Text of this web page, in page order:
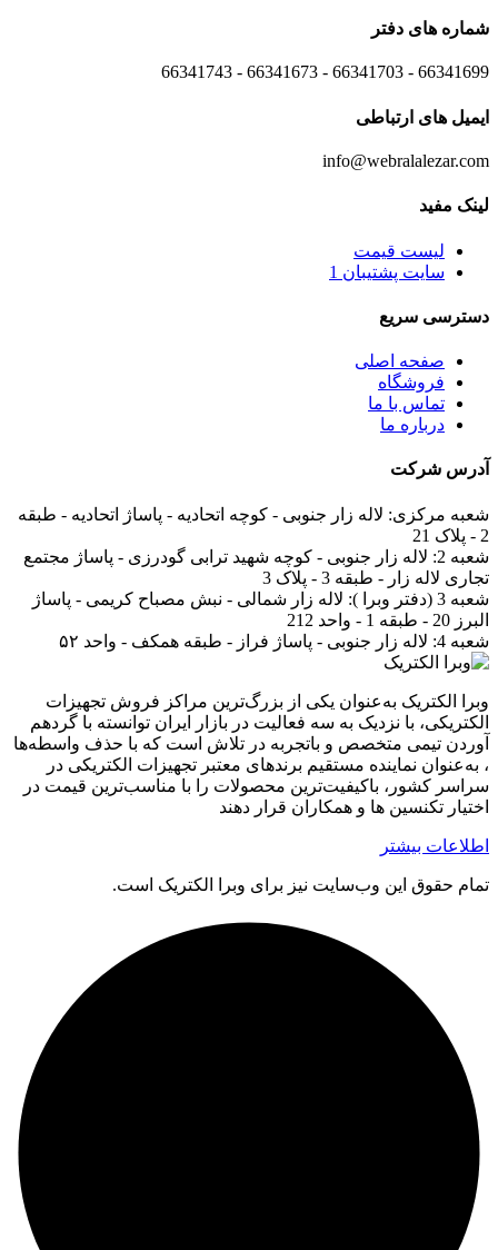
شماره های دفتر
66341699 - 66341703 - 66341673 - 66341743
ایمیل های ارتباطی
info@webralalezar.com
لینک مفید
لیست قیمت
سایت پشتیبان 1
دسترسی سریع
صفحه اصلی
فروشگاه
تماس با ما
درباره ما
آدرس شرکت
شعبه مرکزی: لاله زار جنوبی - کوچه اتحادیه - پاساژ اتحادیه - طبقه
2 - پلاک 21
شعبه 2:
لاله زار جنوبی - کوچه شهید ترابی گودرزی - پاساژ مجتمع
تجاری لاله زار - طبقه 3 - پلاک 3
شعبه 3 (دفتر وبرا ):
لاله زار شمالی - نبش مصباح کریمی - پاساژ
البرز 20 - طبقه 1 - واحد 212
شعبه 4:
لاله زار جنوبی - پاساژ فراز - طبقه همکف - واحد ۵۲
وبرا الکتریک به‌عنوان یکی از بزرگ‌ترین مراکز فروش تجهیزات
الکتریکی، با نزدیک به سه فعالیت در بازار ایران توانسته با گردهم‌
آوردن تیمی متخصص و باتجربه در تلاش است که با حذف واسطه‌ها
، به‌عنوان نماینده مستقیم برندهای معتبر تجهیزات الکتریکی در
سراسر کشور، باکیفیت‌ترین محصولات را با مناسب‌ترین قیمت در
اختیار تکنسین ها و همکاران قرار دهند
اطلاعات بیشتر
تمام حقوق اين وب‌سايت نیز برای وبرا الکتریک است.